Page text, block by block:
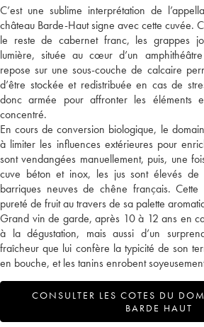
C’est une sublime interprétation de
château Barde-Haut signe avec cette cuvée.
le reste de cabernet franc, les grappes
lumière, située au cœur d’un
repose sur une sous-couche de calcaire
d’être stockée et redistribuée en cas de
donc armée pour affronter les éléments
concentré.
En cours de conversion biologique, le
à limiter les influences extérieures pour
sont vendangées manuellement, puis, une
cuve béton et inox, les jus sont élevés
barriques neuves de chêne français. Cette
pureté de fruit au travers de sa palette
Grand vin de garde, après 10 à 12 ans en
à la dégustation, mais aussi d’un
fraîcheur que lui confère la typicité de son
en bouche, et les tanins enrobent
CONSULTER LES COTES DU
BARDE HAUT